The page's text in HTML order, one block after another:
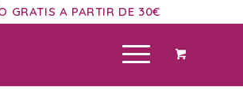
GRATIS A PARTIR DE 30€